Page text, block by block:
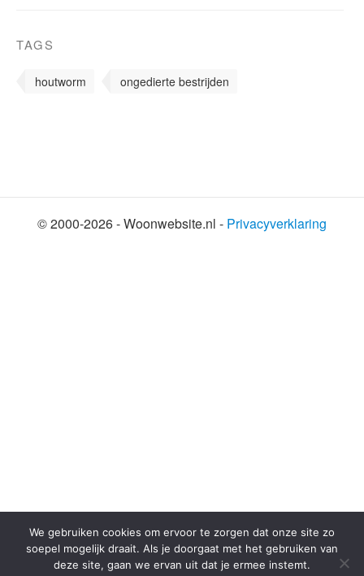
TAGS
houtworm ongedierte bestrijden
© 2000-2026 - Woonwebsite.nl - Privacyverklaring
We gebruiken cookies om ervoor te zorgen dat onze site zo
soepel mogelijk draait. Als je doorgaat met het gebruiken van
deze site, gaan we ervan uit dat je ermee instemt.